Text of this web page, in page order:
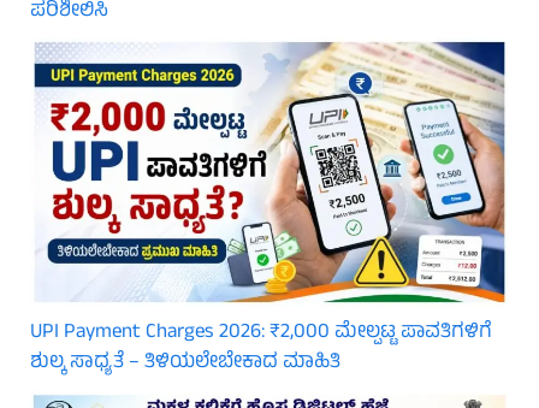
ಪರಿಶೀಲಿಸಿ
UPI Payment Charges 2026: ₹2,000 ಮೇಲ್ಪಟ್ಟ ಪಾವತಿಗಳಿಗೆ
ಶುಲ್ಕ ಸಾಧ್ಯತೆ – ತಿಳಿಯಲೇಬೇಕಾದ ಮಾಹಿತಿ